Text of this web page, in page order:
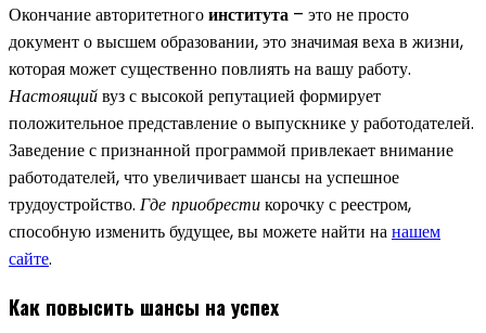
Окончание авторитетногоинститута – это не просто
документ о высшем образовании, это значимая веха в жизни,
которая может существенно повлиять на вашу работу.
Настоящийвуз с высокой репутацией формирует
положительное представление о выпускнике у работодателей.
Заведение с признанной программой привлекает внимание
работодателей, что увеличивает шансы на успешное
трудоустройство. Где приобрестикорочку с реестром,
способную изменить будущее, вы можете найти нанашем
сайте.
Как повысить шансы на успех